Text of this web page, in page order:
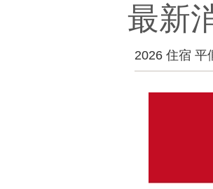
最新
2026 住宿 平